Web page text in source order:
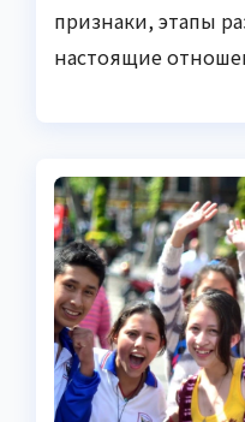
признаки, этапы
настоящие